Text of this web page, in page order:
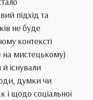
підхід та
не буде
контексті
на мистецькому)
існували
думки чи
і щодо соціальної